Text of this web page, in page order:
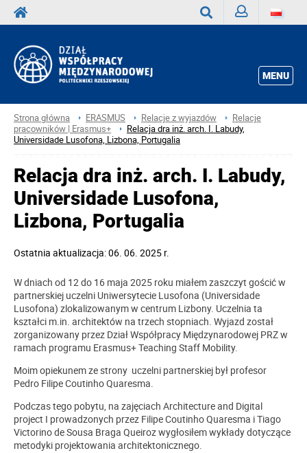
MENU
Strona główna ERASMUS Relacje z wyjazdów
Relacje
pracowników | Erasmus+
Relacja dra inż. arch. I. Labudy,
Universidade Lusofona, Lizbona, Portugalia
Relacja dra inż. arch. I. Labudy,
Universidade Lusofona,
Lizbona, Portugalia
Ostatnia aktualizacja: 06. 06. 2025 r.
W dniach od 12 do 16 maja 2025 roku miałem zaszczyt gościć w
partnerskiej uczelni Uniwersytecie Lusofona (Universidade
Lusofona) zlokalizowanym w centrum Lizbony. Uczelnia ta
kształci m.in. architektów na trzech stopniach. Wyjazd został
zorganizowany przez Dział Współpracy Międzynarodowej PRZ w
ramach programu Erasmus+ Teaching Staff Mobility.
Moim opiekunem ze strony uczelni partnerskiej był profesor
Pedro Filipe Coutinho Quaresma.
Podczas tego pobytu, na zajęciach Architecture and Digital
project I prowadzonych przez Filipe Coutinho Quaresma i Tiago
Victorino de Sousa Braga Queiroz wygłosiłem wykłady dotyczące
metodyki projektowania architektonicznego.